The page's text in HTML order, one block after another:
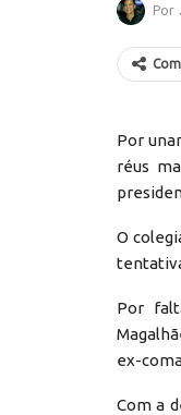
Por
Por
réus
O
Por
ex-
Com a